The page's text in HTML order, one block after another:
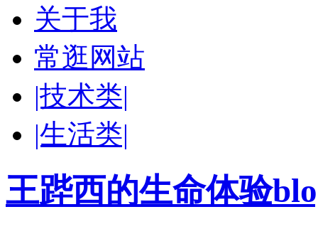
关于我
常逛网站
|技术类|
|生活类|
王跸西的生命体验